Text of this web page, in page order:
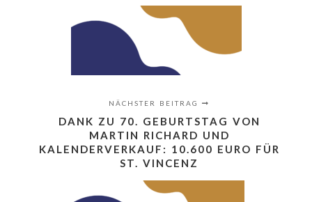
NÄCHSTER BEITRAG
DANK ZU 70. GEBURTSTAG VON
MARTIN RICHARD UND
KALENDERVERKAUF: 10.600 EURO FÜR
ST. VINCENZ